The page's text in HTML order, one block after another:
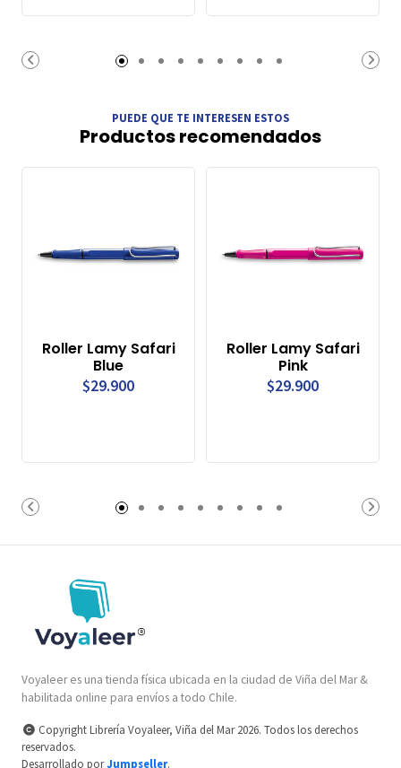
PUEDE QUE TE INTERESEN ESTOS
Productos recomendados
Roller Lamy Safari
Blue
$29.900
Roller Lamy Safari
Pink
$29.900
Voyaleer es una tienda física ubicada en la ciudad de Viña del Mar &
habilitada online para envíos a todo Chile.
Copyright Librería Voyaleer, Viña del Mar 2026. Todos los derechos
reservados.
Desarrollado porJumpseller.